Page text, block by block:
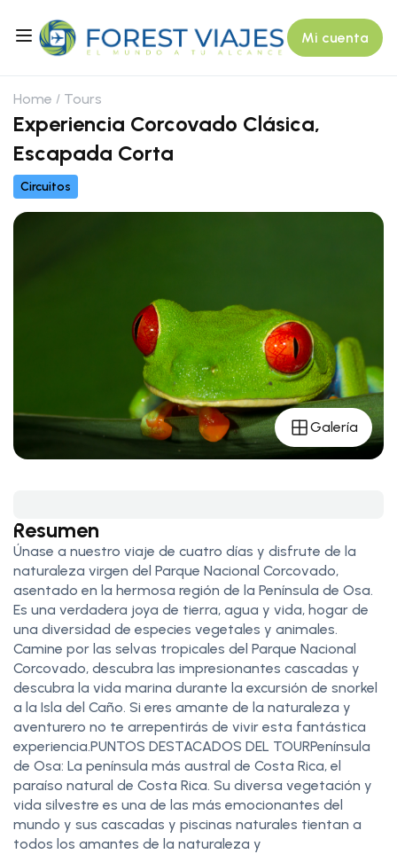
Mi cuenta
Home Tours
Experiencia Corcovado Clásica,
Escapada Corta
Circuitos
Galería
Resumen
Únase a nuestro viaje de cuatro días y disfrute de la
naturaleza virgen del Parque Nacional Corcovado,
asentado en la hermosa región de la Península de Osa.
Es una verdadera joya de tierra, agua y vida, hogar de
una diversidad de especies vegetales y animales.
Camine por las selvas tropicales del Parque Nacional
Corcovado, descubra las impresionantes cascadas y
descubra la vida marina durante la excursión de snorkel
a la Isla del Caño. Si eres amante de la naturaleza y
aventurero no te arrepentirás de vivir esta fantástica
experiencia.PUNTOS DESTACADOS DEL TOURPenínsula
de Osa: La península más austral de Costa Rica, el
paraíso natural de Costa Rica. Su diversa vegetación y
vida silvestre es una de las más emocionantes del
mundo y sus cascadas y piscinas naturales tientan a
todos los amantes de la naturaleza y